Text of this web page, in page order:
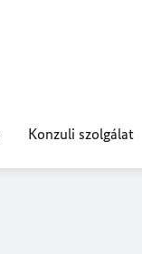
Konzuli szolgálat